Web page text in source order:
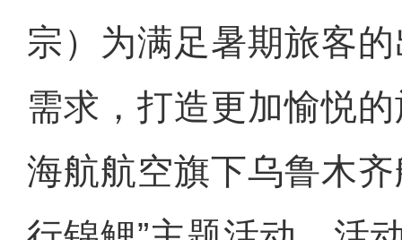
宗）为满足暑期旅客
需求，打造更加愉悦
海航航空旗下乌鲁木